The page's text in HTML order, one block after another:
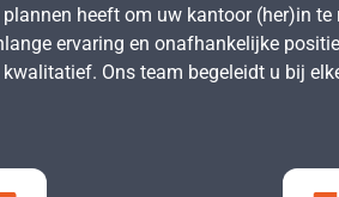
heeft om uw kantoor (her)in
ervaring en onafhankelijke
Ons team begeleidt u bij